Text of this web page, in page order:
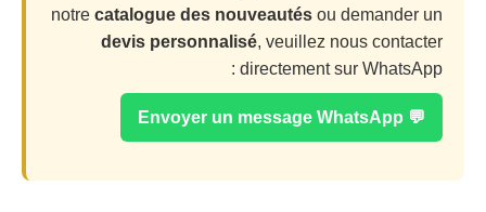
notre catalogue des nouveautés ou demander un
devis personnalisé, veuillez nous contacter
directement sur WhatsApp :
💬 Envoyer un message WhatsApp